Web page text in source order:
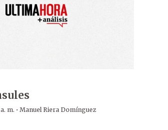
m. · Manuel Riera Domínguez